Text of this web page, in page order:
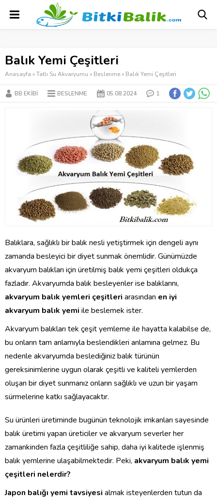
Balık Yemi Çeşitleri
Anasayfa »Tatlı Su Akvaryumu » Beslenme» Balık Yemi Çeşitleri
BB EKIBI BESLENME 05.08.2024 1
Balıklara, sağlıklı bir balık nesli yetiştirmek için dengeli aynı
zamanda besleyici bir diyet sunmak önemlidir. Günümüzde
akvaryum balıkları için üretilmiş balık yemi çeşitleri oldukça
fazladır. Akvaryumda balık besleyenler ise balıklarını,
akvaryum balık yemleri çeşitleri arasından en iyi
akvaryum balık yemi ile beslemek ister.
Akvaryum balıkları tek çeşit yemleme ile hayatta kalabilse de,
bu onların tam anlamıyla beslendikleri anlamına gelmez. Bu
nedenle akvaryumda beslediğiniz balık türünün
gereksinimlerine uygun olarak çeşitli ve kaliteli yemlerden
oluşan bir diyet sunmanız onların sağlıklı ve uzun bir yaşam
sürmelerine katkı sağlayacaktır.
Su ürünleri üretiminde bugünün teknolojik imkanları sayesinde
balık üretimi yapan üreticiler ve akvaryum severler her
zamankinden fazla çeşitliliğe sahip, daha iyi kalitede işlenmiş
balık yemlerine ulaşabilmektedir. Peki, akvaryum balık yemi
çeşitleri nelerdir?
Japon balığı yemi tavsiyesi almak isteyenlerden tutun da